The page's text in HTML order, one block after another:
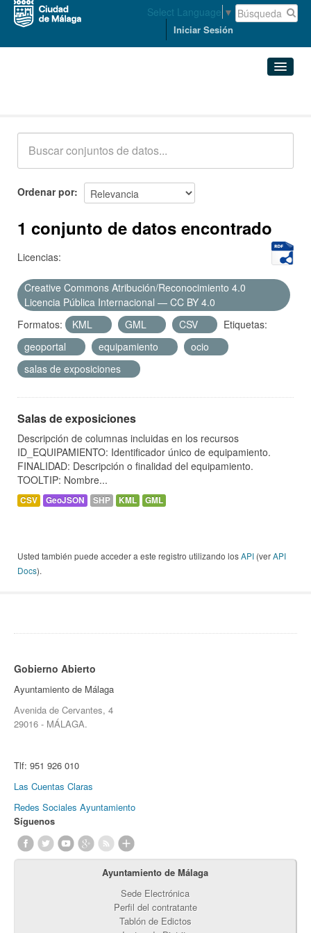
Select Language ▼
Iniciar Sesión
Acerca de
Ordenar por
1 conjunto de datos encontrado
Licencias:
Creative Commons Atribución/Reconocimiento 4.0
Licencia Pública Internacional — CC BY 4.0
Formatos:
KML GML CSV
Etiquetas:
geoportal
equipamiento
ocio
salas de exposiciones
Salas de exposiciones
Descripción de columnas incluidas en los recursos
ID_EQUIPAMIENTO: Identificador único de equipamiento.
FINALIDAD: Descripción o finalidad del equipamiento.
TOOLTIP: Nombre...
CSV GeoJSON SHP KML GML
Usted también puede acceder a este registro utilizando losAPI (verAPI
Docs).
Gobierno Abierto
Ayuntamiento de Málaga
Avenida de Cervantes, 4
29016 - MÁLAGA.
Tlf: 951 926 010
Las Cuentas Claras
Redes Sociales Ayuntamiento
Síguenos
Ayuntamiento de Málaga
Sede Electrónica
Perfil del contratante
Tablón de Edictos